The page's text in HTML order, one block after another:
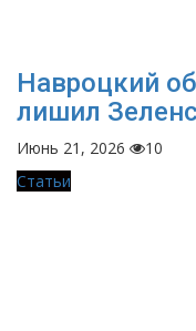
Навроцкий
лишил
Июнь 21, 2026
10
Статьи